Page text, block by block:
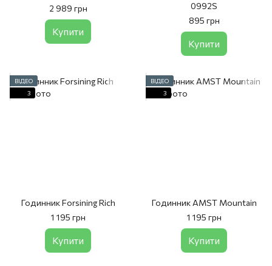
2 989 грн
Купити
0992S
895 грн
Купити
ВІДЕО
3
Годинник Forsining Rich
1 195 грн
Купити
ВІДЕО
3
Годинник AMST Mountain
1 195 грн
Купити